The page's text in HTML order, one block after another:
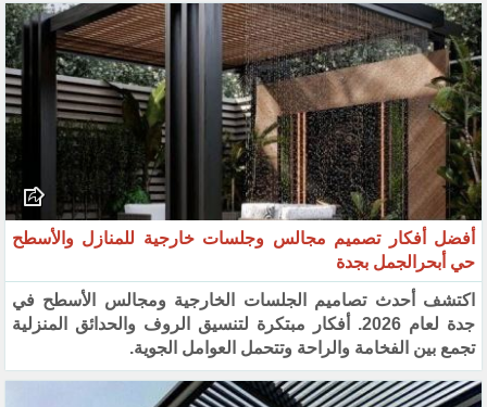
أفضل أفكار تصميم مجالس وجلسات خارجية للمنازل والأسطح
حي أبحرالجمل بجدة
اكتشف أحدث تصاميم الجلسات الخارجية ومجالس الأسطح في
جدة لعام 2026. أفكار مبتكرة لتنسيق الروف والحدائق المنزلية
تجمع بين الفخامة والراحة وتتحمل العوامل الجوية.